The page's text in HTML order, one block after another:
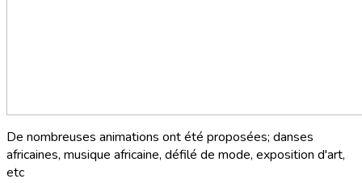
De nombreuses animations ont été proposées; danses
africaines, musique africaine, défilé de mode, exposition d'art,
etc